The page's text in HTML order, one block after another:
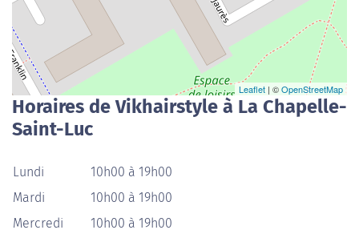
Leaflet | ©OpenStreetMap
Horaires de Vikhairstyle à La Chapelle-
Saint-Luc
Lundi
10h00 à 19h00
Mardi
10h00 à 19h00
Mercredi
10h00 à 19h00